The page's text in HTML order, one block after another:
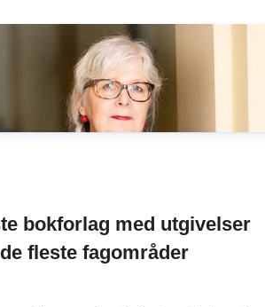
bokforlag med utgivelser
fleste fagområder